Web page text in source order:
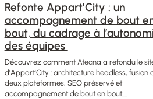
Refonte Appart’City : un
accompagnement de bout
bout, du cadrage à
des équipes
Découvrez comment Atecna a refondu le
d'Appart'City : architecture headless, fusion
deux plateformes, SEO préservé et
accompagnement de bout en bout....